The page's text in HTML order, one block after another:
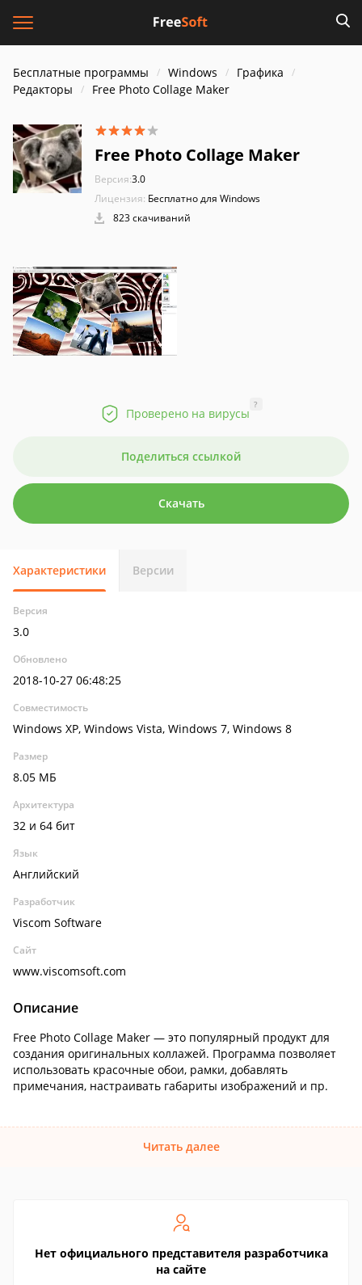
Бесплатные программы Windows
Графика
Редакторы
Free Photo Collage Maker
Free Photo Collage Maker
Версия:3.0
Лицензия: Бесплатно для Windows
823 скачиваний
Проверено на вирусы
?
Поделиться ссылкой
Скачать
Характеристики Версии
Версия
3.0
Обновлено
2018-10-27 06:48:25
Совместимость
Windows XP, Windows Vista, Windows 7, Windows 8
Размер
8.05 МБ
Архитектура
32 и 64 бит
Язык
Английский
Разработчик
Viscom Software
Сайт
www.viscomsoft.com
Описание
Free Photo Collage Maker — это популярный продукт для
создания оригинальных коллажей. Программа позволяет
использовать красочные обои, рамки, добавлять
примечания, настраивать габариты изображений и пр.
Читать далее
Нет официального представителя разработчика
на сайте